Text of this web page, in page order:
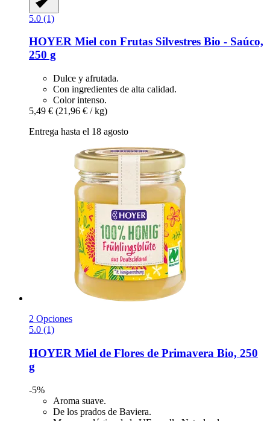
5.0 (1)
HOYER Miel con Frutas Silvestres Bio -​ Saúco,
250 g
Dulce y afrutada.
Con ingredientes de alta calidad.
Color intenso.
5,49 € (21,96 € / kg)
Entrega hasta el 18 agosto
2 Opciones
5.0 (1)
HOYER Miel de Flores de Primavera Bio, 250
g
-5%
Aroma suave.
De los prados de Baviera.